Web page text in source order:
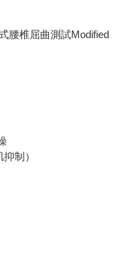
腰椎屈曲測試Modified
制）